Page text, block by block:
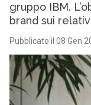
gruppo IBM.
brand sui
Pubblicato il 08 Gen